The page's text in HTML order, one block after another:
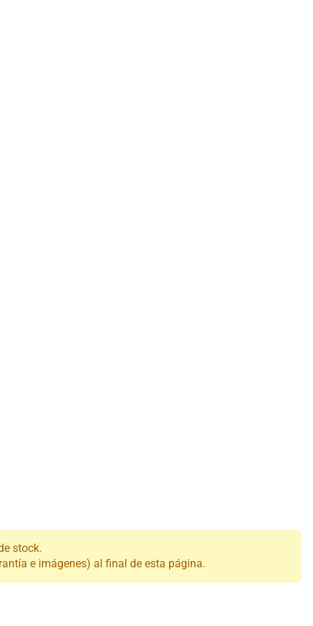
stock.
e imágenes) al final de esta página.